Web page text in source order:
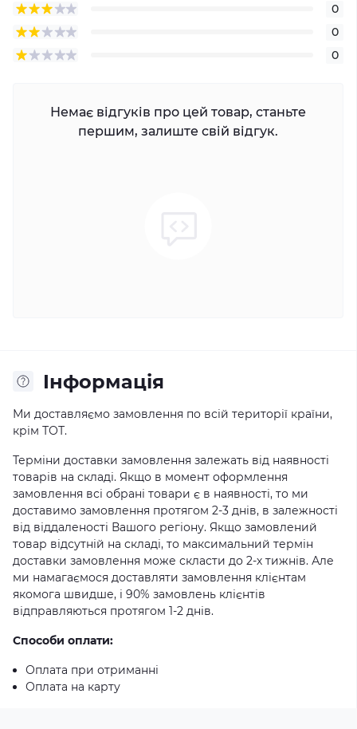
0
0
0
Немає відгуків про цей товар, станьте
першим, залиште свій відгук.
Iнформація
Ми доставляємо замовлення по всій території країни,
крім ТОТ.
Терміни доставки замовлення залежать від наявності
товарів на складі. Якщо в момент оформлення
замовлення всі обрані товари є в наявності, то ми
доставимо замовлення протягом 2-3 днів, в залежності
від віддаленості Вашого регіону. Якщо замовлений
товар відсутній на складі, то максимальний термін
доставки замовлення може скласти до 2-х тижнів. Але
ми намагаємося доставляти замовлення клієнтам
якомога швидше, і 90% замовлень клієнтів
відправляються протягом 1-2 днів.
Способи оплати:
Оплата при отриманні
Оплата на карту